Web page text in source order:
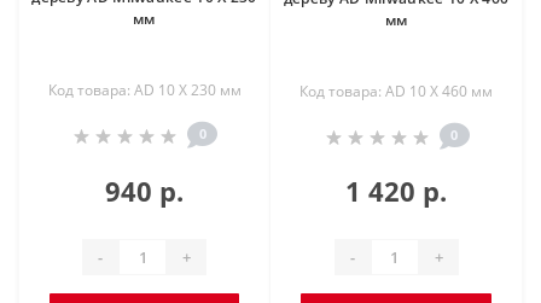
мм
Код товара: AD 10 X 230 мм
0
940 р.
- +
мм
Код товара: AD 10 X 460 мм
0
1 420 р.
- +